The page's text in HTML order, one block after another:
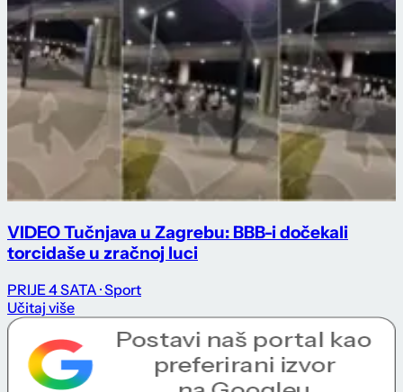
VIDEO Tučnjava u Zagrebu: BBB-i dočekali
torcidaše u zračnoj luci
PRIJE 4 SATA · Sport
Učitaj više